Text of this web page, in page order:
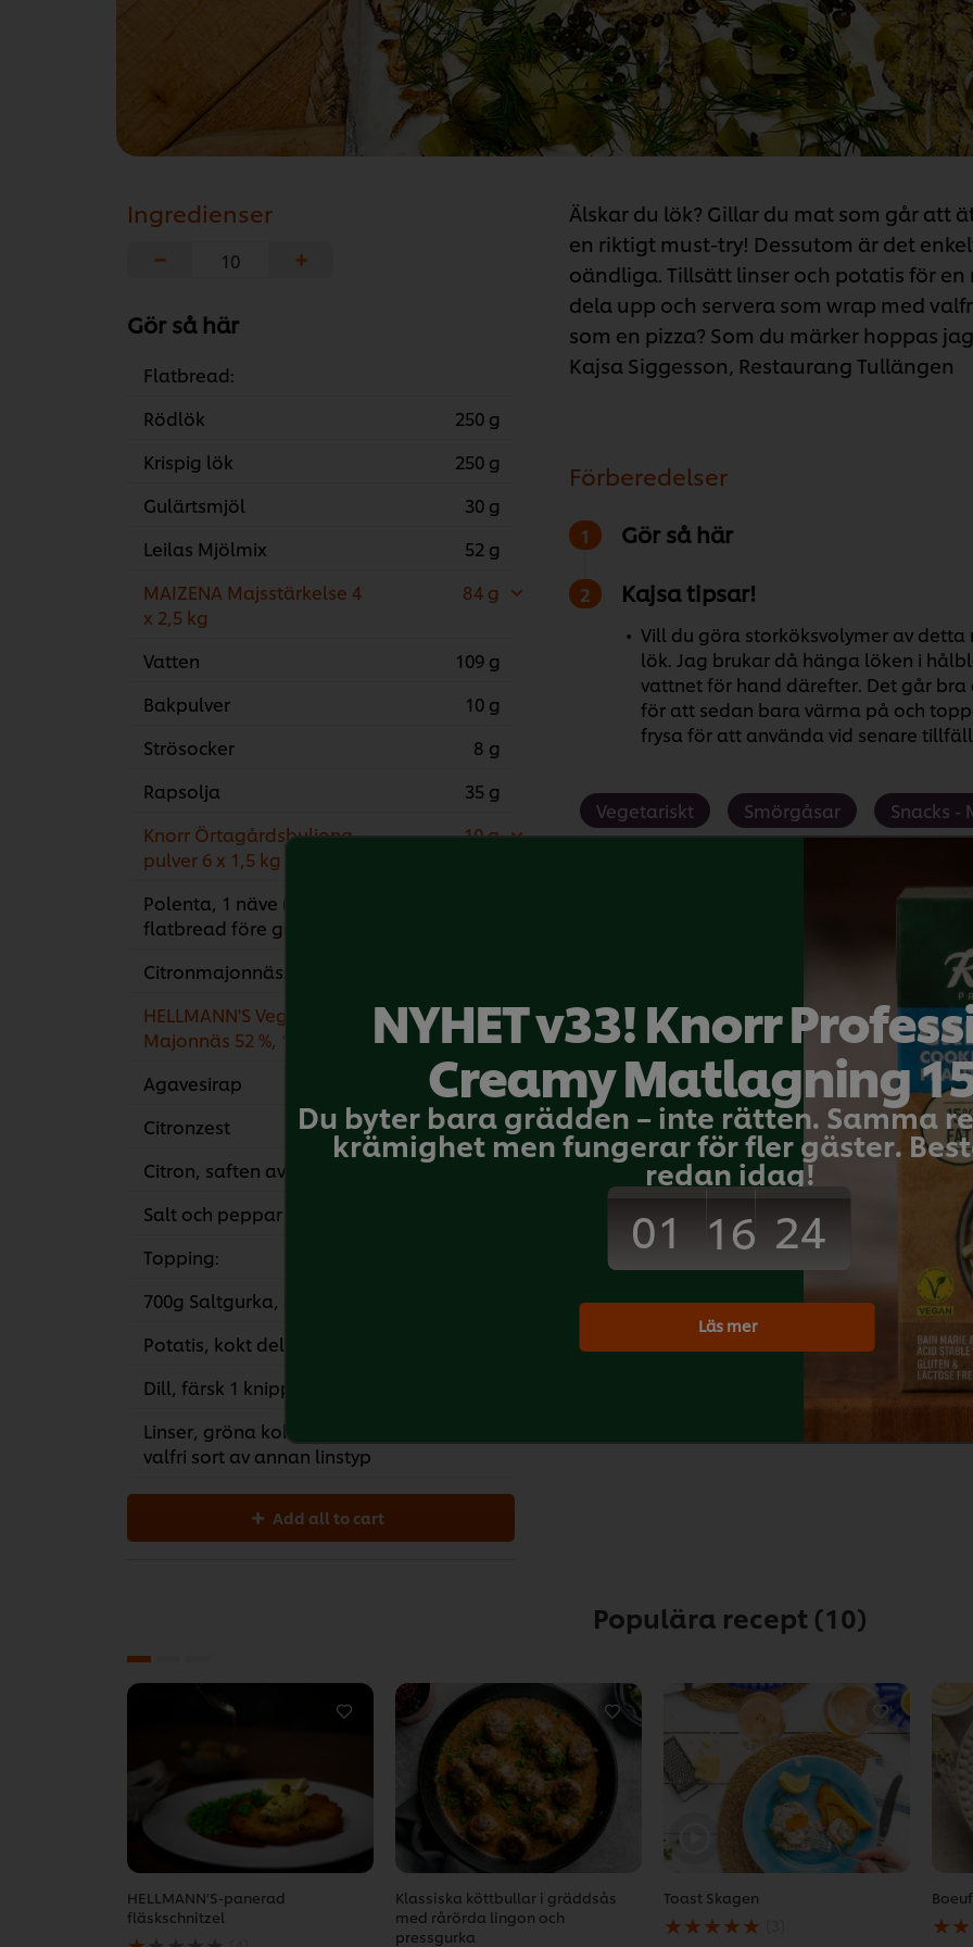
Ingredienser
−
+
Gör så här
Flatbread:
Rödlök
250 g
Krispig lök
250 g
Gulärtsmjöl
30 g
Leilas Mjölmix
52 g
MAIZENA Majsstärkelse 4
x 2,5 kg
84 g
Vatten
109 g
Bakpulver
10 g
Strösocker
8 g
Rapsolja
35 g
Knorr Örtagårdsbuljong,
pulver 6 x 1,5 kg
10 g
Polenta, 1 näve ( till att strö över
flatbread före gräddning
Citronmajonnäs:
HELLMANN'S Vegan
Majonnäs 52 %, 1 x 5 L
220 g
Agavesirap
10 g
Citronzest
5 g
Citron, saften av en 1/2 pressad
Salt och peppar
Topping:
700g Saltgurka, hel
Potatis, kokt delad
Dill, färsk 1 knippe
Linser, gröna kokta eller
valfri sort av annan linstyp
Add all to cart
Älskar du lök? Gillar du mat som går att
en riktigt must-try! Dessutom är det
oändliga. Tillsätt linser och potatis för
dela upp och servera som wrap med
som en pizza? Som du märker hoppas
Kajsa Siggesson, Restaurang Tullängen
Förberedelser
Gör så här
Kajsa tipsar!
Vill du göra storköksvolymer av
lök. Jag brukar då hänga löken i
vattnet för hand därefter. Det går
för att sedan bara värma på och
frysa för att använda vid senare
Vegetariskt Smörgåsar Snacks -
Bli den första
Skicka
Download PDF
Populära recept (10)
HELLMANN’S-panerad
fläskschnitzel
Det
Klassiska köttbullar i gräddsås
med rårörda lingon och
pressgurka
Toast Skagen
Det
genomsnittliga
Det
NYHET v33! Knorr
Creamy Matlagning
Du byter bara grädden – inte rätten. Samma
krämighet men fungerar för fler gäster.
redan idag!
01 16 24
Läs mer